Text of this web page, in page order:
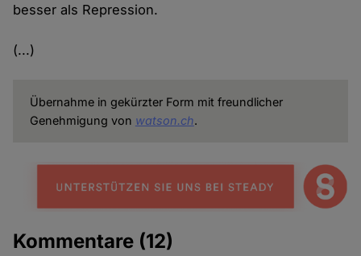
besser als Repression.
(...)
Übernahme in gekürzter Form mit freundlicher
Genehmigung von watson.ch.
Kommentare (12)